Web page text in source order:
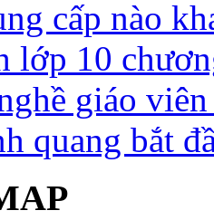
cấp nào
lớp 10
giáo
quang bắt